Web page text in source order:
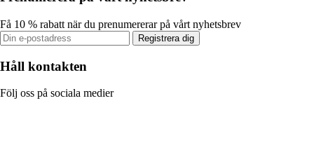
Få 10 % rabatt när du prenumererar på vårt nyhetsbrev
Registrera dig
Håll kontakten
Följ oss på sociala medier